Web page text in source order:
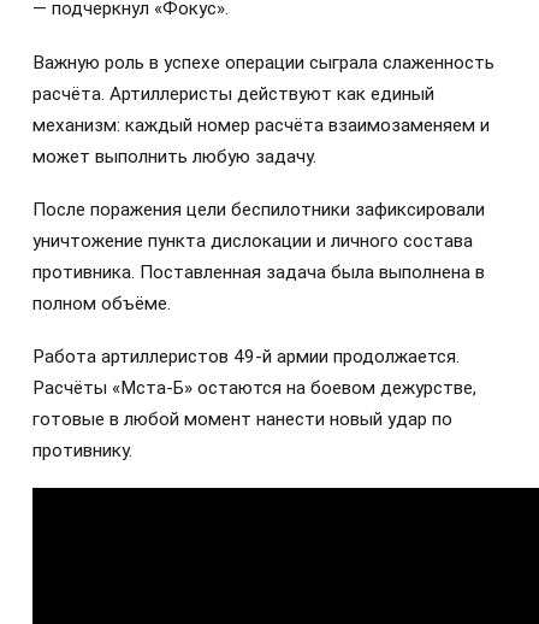
— подчеркнул «Фокус».
Важную роль в успехе операции сыграла слаженность
расчёта. Артиллеристы действуют как единый
механизм: каждый номер расчёта взаимозаменяем и
может выполнить любую задачу.
После поражения цели беспилотники зафиксировали
уничтожение пункта дислокации и личного состава
противника. Поставленная задача была выполнена в
полном объёме.
Работа артиллеристов 49-й армии продолжается.
Расчёты «Мста-Б» остаются на боевом дежурстве,
готовые в любой момент нанести новый удар по
противнику.